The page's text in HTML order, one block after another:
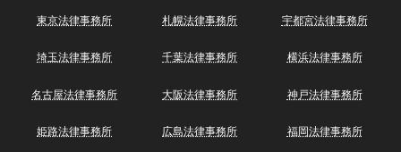
東京法律事務所 札幌法律事務所 宇都宮法律事務所
埼玉法律事務所 千葉法律事務所 横浜法律事務所
名古屋法律事務所 大阪法律事務所 神戸法律事務所
姫路法律事務所 広島法律事務所 福岡法律事務所